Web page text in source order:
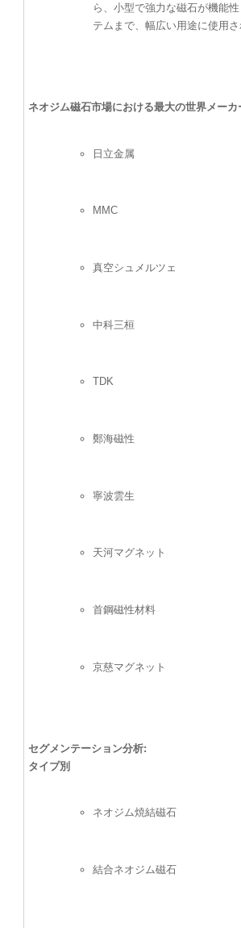
ら、小型で強力な磁石が機能
テムまで、幅広い用途に使用さ
ネオジム磁石市場における最大の世界メー
日立金属
MMC
真空シュメルツェ
中科三桓
TDK
鄭海磁性
寧波雲生
天河マグネット
首鋼磁性材料
京慈マグネット
セグメンテーション分析:
タイプ別
ネオジム焼結磁石
結合ネオジム磁石